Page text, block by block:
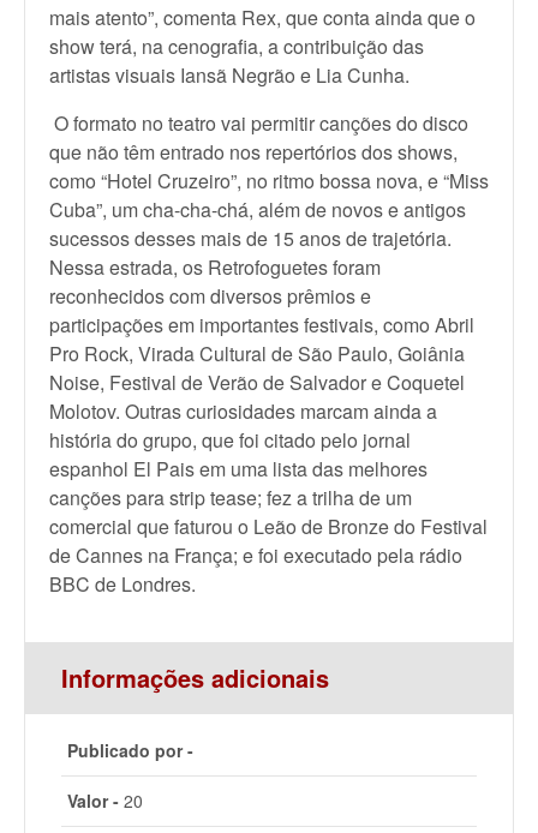
mais atento”, comenta Rex, que conta ainda que o
show terá, na cenografia, a contribuição das
artistas visuais Iansã Negrão e Lia Cunha.
O formato no teatro vai permitir canções do disco
que não têm entrado nos repertórios dos shows,
como “Hotel Cruzeiro”, no ritmo bossa nova, e “Miss
Cuba”, um cha-cha-chá, além de novos e antigos
sucessos desses mais de 15 anos de trajetória.
Nessa estrada, os Retrofoguetes foram
reconhecidos com diversos prêmios e
participações em importantes festivais, como Abril
Pro Rock, Virada Cultural de São Paulo, Goiânia
Noise, Festival de Verão de Salvador e Coquetel
Molotov. Outras curiosidades marcam ainda a
história do grupo, que foi citado pelo jornal
espanhol El Pais em uma lista das melhores
canções para strip tease; fez a trilha de um
comercial que faturou o Leão de Bronze do Festival
de Cannes na França; e foi executado pela rádio
BBC de Londres.
Informações adicionais
Publicado por -
Valor - 20